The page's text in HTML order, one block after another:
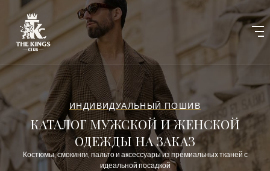
ИНДИВИДУАЛЬНЫЙ ПОШИВ
КАТАЛОГ МУЖСКОЙ И ЖЕНСКОЙ
ОДЕЖДЫ НА ЗАКАЗ
Костюмы, смокинги, пальто и аксессуары из премиальных тканей с
идеальной посадкой